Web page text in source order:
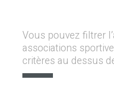
Vous pouvez filtrer
associations
critères au dessus